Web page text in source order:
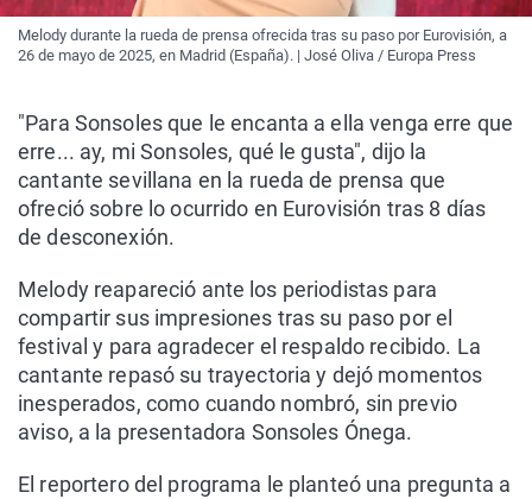
Melody durante la rueda de prensa ofrecida tras su paso por Eurovisión, a
26 de mayo de 2025, en Madrid (España). | José Oliva / Europa Press
"Para Sonsoles que le encanta a ella venga erre que
erre... ay, mi Sonsoles, qué le gusta", dijo la
cantante sevillana en la rueda de prensa que
ofreció sobre lo ocurrido en Eurovisión tras 8 días
de desconexión.
Melody reapareció ante los periodistas para
compartir sus impresiones tras su paso por el
festival y para agradecer el respaldo recibido. La
cantante repasó su trayectoria y dejó momentos
inesperados, como cuando nombró, sin previo
aviso, a la presentadora Sonsoles Ónega.
El reportero del programa le planteó una pregunta a